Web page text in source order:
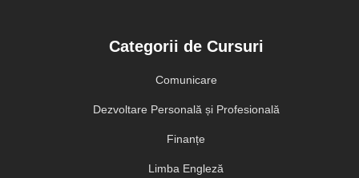
Categorii de Cursuri
Comunicare
Dezvoltare Personală și Profesională
Finanțe
Limba Engleză